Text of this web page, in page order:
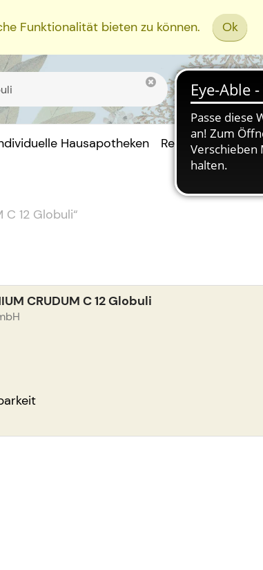
Funktionalität bieten zu können. Ok
Hausapotheken Rezept Einreichen
C 12 Globuli“
CRUDUM C 12 Globuli